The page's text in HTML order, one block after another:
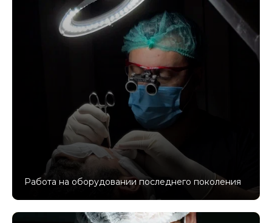
Работа на оборудовании последнего поколения